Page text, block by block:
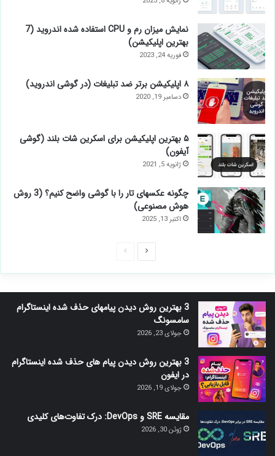
نمایش میزان رم و CPU‌ استفاده شده اندروید (7
بهترین اپلیکیشن)
فوریه 24, 2023
۸ اپلیکیشن برتر ضد تبلیغات (در گوشی اندروید)
دسامبر 19, 2020
۵ بهترین اپلیکیشن برای اسکرین شات بلند (گوشی
آیفون)
ژانویه 5, 2021
چگونه عکسهای تار را با گوشی واضح کنیم؟ (3 روش
هوش مصنوعی)
اکتبر 13, 2025
صفحه
صفحه
3 بهترین روش دیدن پیامهای حذف شده اینستاگرام
سامسونگ
جولای 23, 2026
3 بهترین روش دیدن پیام های حذف شده اینستاگرام
در ایفون
جولای 19, 2026
مقایسه SRE و DevOps: درک تفاوت‌های کلیدی
ژوئن 30, 2026